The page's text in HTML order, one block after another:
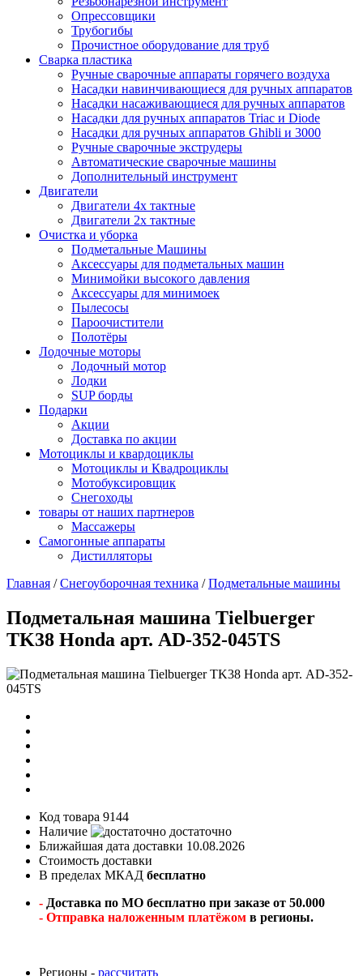
Опрессовщики
Трубогибы
Прочистное оборудование для труб
Сварка пластика
Ручные сварочные аппараты горячего воздуха
Насадки навинчивающиеся для ручных аппаратов
Насадки насаживающиеся для ручных аппаратов
Насадки для ручных аппаратов Triac и Diode
Насадки для ручных аппаратов Ghibli и 3000
Ручные сварочные экструдеры
Автоматические сварочные машины
Дополнительный инструмент
Двигатели
Двигатели 4х тактные
Двигатели 2х тактные
Очистка и уборка
Подметальные Машины
Аксессуары для подметальных машин
Минимойки высокого давления
Аксессуары для минимоек
Пылесосы
Пароочистители
Полотёры
Лодочные моторы
Лодочный мотор
Лодки
SUP борды
Подарки
Акции
Доставка по акции
Мотоциклы и квардоциклы
Мотоциклы и Квадроциклы
Мотобуксировщик
Снегоходы
товары от наших партнеров
Массажеры
Самогонные аппараты
Дистилляторы
Главная /Снегоуборочная техника /Подметальные машины
Подметальная машина Tielbuerger
TK38 Honda арт. AD-352-045TS
Код товара 9144
Наличие
достаточно
Ближайшая дата доставки 10.08.2026
Стоимость доставки
В пределах МКАД бесплатно
- Доставка по МО бесплатно при заказе от 50.000
- Отправка наложенным платёжом в регионы.
Регионы - рассчитать